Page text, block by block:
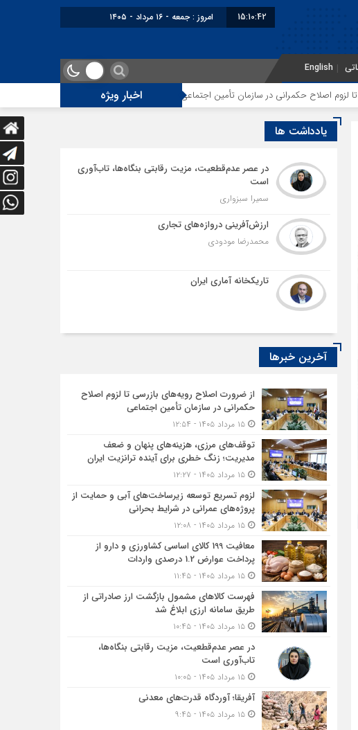
15:10:43 برابر با : Friday - 7 August - 2026
English
اخبار ویژه در سازمان تأمین اجتماعی توقف‌های مرزی، هزینه‌های پنهان و ضعف مدیریت؛ زنگ
یادداشت ها
در عصر عدم‌قطعیت، مزیت رقابتی بنگاه‌ها، تاب‌آوری
است
سمیرا سبزواری
ارزش‌آفرینی دروازه‌های تجاری
محمدرضا مودودی
تاریکخانه آماری ایران
آخرین خبرها
از ضرورت اصلاح رویه‌های بازرسی تا لزوم اصلاح
حکمرانی در سازمان تأمین اجتماعی
۱۵ مرداد ۱۴۰۵ - ۱۲:۵۴
توقف‌های مرزی، هزینه‌های پنهان و ضعف
مدیریت؛ زنگ خطری برای آینده ترانزیت ایران
۱۵ مرداد ۱۴۰۵ - ۱۲:۲۷
لزوم تسریع توسعه زیرساخت‌های آبی و حمایت از
پروژه‌های عمرانی در شرایط بحرانی
۱۵ مرداد ۱۴۰۵ - ۱۲:۰۸
معافیت 199 کالای اساسی کشاورزی و دارو از
پرداخت عوارض 1.2 درصدی واردات
۱۵ مرداد ۱۴۰۵ - ۱۱:۴۵
فهرست کالاهای مشمول بازگشت ارز صادراتی از
طریق سامانه ارزی ابلاغ شد
۱۵ مرداد ۱۴۰۵ - ۱۰:۴۵
در عصر عدم‌قطعیت، مزیت رقابتی بنگاه‌ها،
تاب‌آوری است
۱۵ مرداد ۱۴۰۵ - ۱۰:۰۵
آفریقا؛ آوردگاه قدرت‌های معدنی
۱۵ مرداد ۱۴۰۵ - ۹:۴۵